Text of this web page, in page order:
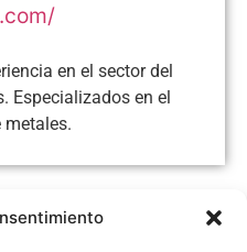
en el sector del
Especializados en el